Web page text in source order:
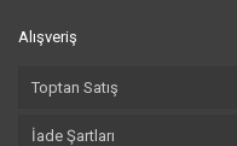
Alışveriş
Toptan Satış
İade Şartları